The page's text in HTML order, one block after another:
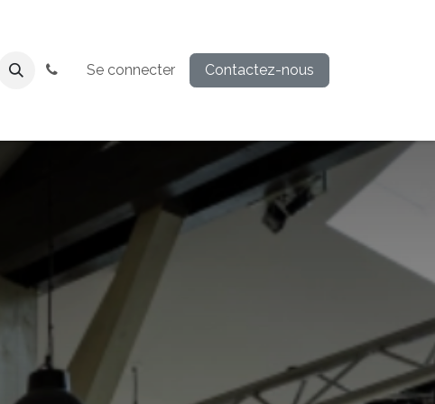
Se connecter Contactez-nous